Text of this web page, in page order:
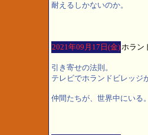
耐えるしかないのか。
2021年09月17日(金)ホラン
引き寄せの法則。
テレビでホランドビレッジ
仲間たちが、世界中にいる。